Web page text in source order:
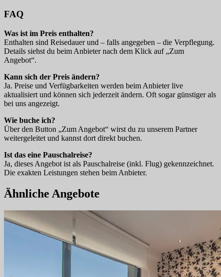
FAQ
Was ist im Preis enthalten?
Enthalten sind Reisedauer und – falls angegeben – die Verpflegung.
Details siehst du beim Anbieter nach dem Klick auf „Zum
Angebot“.
Kann sich der Preis ändern?
Ja. Preise und Verfügbarkeiten werden beim Anbieter live
aktualisiert und können sich jederzeit ändern. Oft sogar günstiger als
bei uns angezeigt.
Wie buche ich?
Über den Button „Zum Angebot“ wirst du zu unserem Partner
weitergeleitet und kannst dort direkt buchen.
Ist das eine Pauschalreise?
Ja, dieses Angebot ist als Pauschalreise (inkl. Flug) gekennzeichnet.
Die exakten Leistungen stehen beim Anbieter.
Ähnliche Angebote